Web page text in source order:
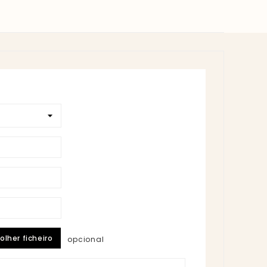
ficheiro opcional